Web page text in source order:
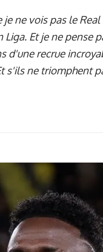
ne vois pas le Real
Et je ne pense
d'une recrue
s'ils ne triomphent